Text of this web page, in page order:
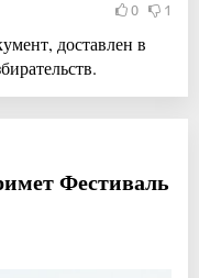
0 1
доставлен в
Фестиваль